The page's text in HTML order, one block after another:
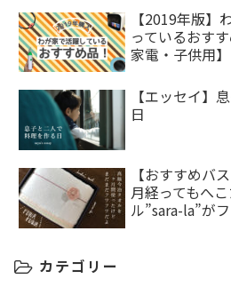
【2019年版】
っているおす
家電・子供用】
【エッセイ】
日
【おすすめバ
月経ってもへ
ル”sara-la”が
カテゴリー